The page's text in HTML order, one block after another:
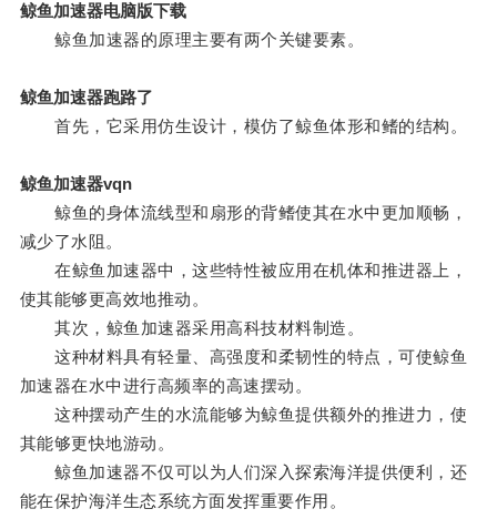
鲸鱼加速器电脑版下载
鲸鱼加速器的原理主要有两个关键要素。
鲸鱼加速器跑路了
首先，它采用仿生设计，模仿了鲸鱼体形和鳍的结构。
鲸鱼加速器vqn
鲸鱼的身体流线型和扇形的背鳍使其在水中更加顺畅，
减少了水阻。
在鲸鱼加速器中，这些特性被应用在机体和推进器上，
使其能够更高效地推动。
其次，鲸鱼加速器采用高科技材料制造。
这种材料具有轻量、高强度和柔韧性的特点，可使鲸鱼
加速器在水中进行高频率的高速摆动。
这种摆动产生的水流能够为鲸鱼提供额外的推进力，使
其能够更快地游动。
鲸鱼加速器不仅可以为人们深入探索海洋提供便利，还
能在保护海洋生态系统方面发挥重要作用。